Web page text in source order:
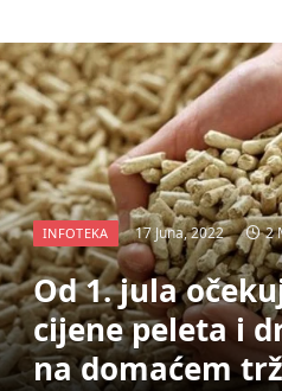
INFOTEKA 17 Juna, 2022 2
Od 1. jula
cijene peleta i
na domaćem